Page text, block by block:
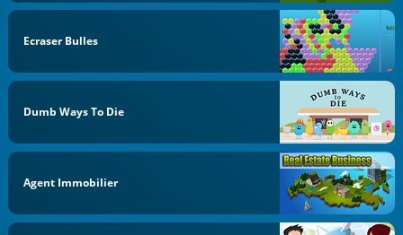
Ecraser Bulles
Dumb Ways To Die
Agent Immobilier